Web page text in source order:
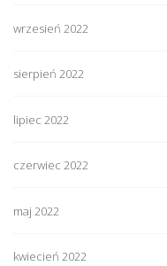
wrzesień 2022
sierpień 2022
lipiec 2022
czerwiec 2022
maj 2022
kwiecień 2022